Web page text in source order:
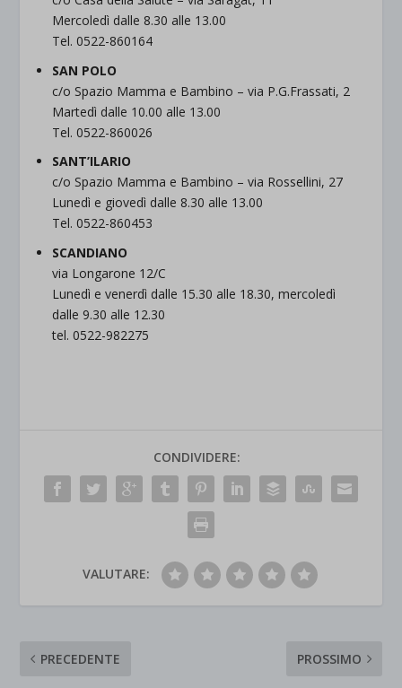
Mercoledì dalle 8.30 alle 13.00
Tel. 0522-860164
SAN POLO
c/o Spazio Mamma e Bambino – via P.G.Frassati, 2
Martedì dalle 10.00 alle 13.00
Tel. 0522-860026
SANT’ILARIO
c/o Spazio Mamma e Bambino – via Rossellini, 27
Lunedì e giovedì dalle 8.30 alle 13.00
Tel. 0522-860453
SCANDIANO
via Longarone 12/C
Lunedì e venerdì dalle 15.30 alle 18.30, mercoledì
dalle 9.30 alle 12.30
tel. 0522-982275
CONDIVIDERE:
VALUTARE:
PRECEDENTE PROSSIMO